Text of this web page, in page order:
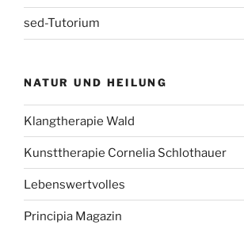
sed-Tutorium
NATUR UND HEILUNG
Klangtherapie Wald
Kunsttherapie Cornelia Schlothauer
Lebenswertvolles
Principia Magazin